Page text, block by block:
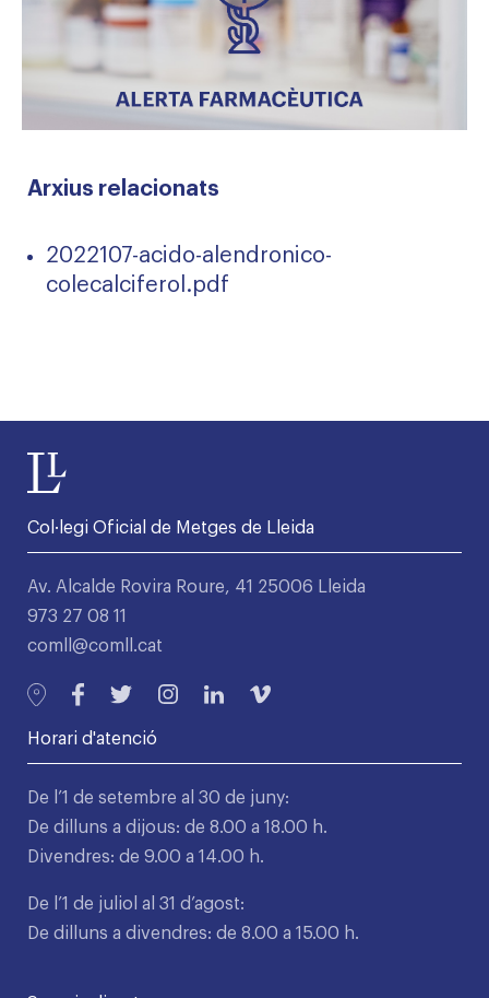
Arxius relacionats
2022107-acido-alendronico-
colecalciferol.pdf
Col·legi Oficial de Metges de Lleida
Av. Alcalde Rovira Roure, 41 25006 Lleida
973 27 08 11
comll@comll.cat
Horari d'atenció
De l’1 de setembre al 30 de juny:
De dilluns a dijous: de 8.00 a 18.00 h.
Divendres: de 9.00 a 14.00 h.
De l’1 de juliol al 31 d’agost:
De dilluns a divendres: de 8.00 a 15.00 h.